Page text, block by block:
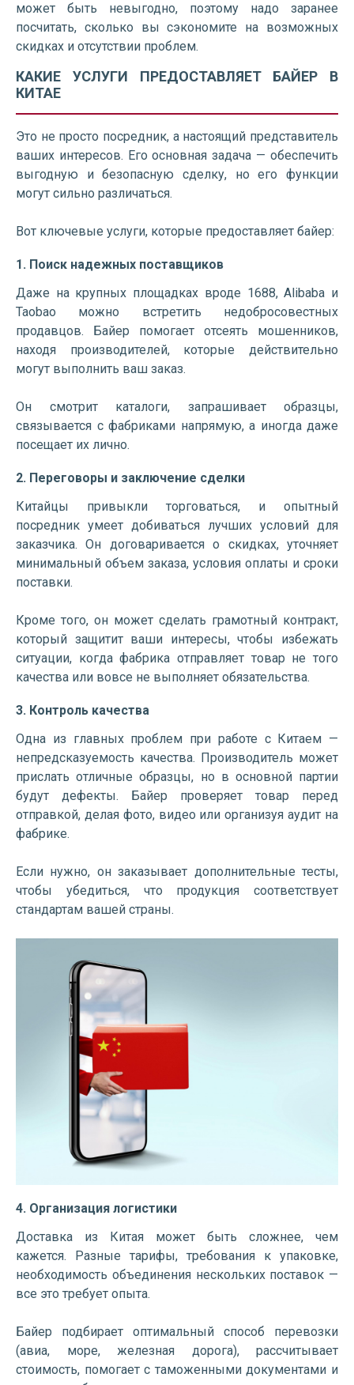
может быть невыгодно, поэтому надо заранее
посчитать, сколько вы сэкономите на возможных
скидках и отсутствии проблем.
КАКИЕ УСЛУГИ ПРЕДОСТАВЛЯЕТ БАЙЕР В
КИТАЕ
Это не просто посредник, а настоящий представитель
ваших интересов. Его основная задача — обеспечить
выгодную и безопасную сделку, но его функции
могут сильно различаться.
Вот ключевые услуги, которые предоставляет байер:
1. Поиск надежных поставщиков
Даже на крупных площадках вроде 1688, Alibaba и
Taobao можно встретить недобросовестных
продавцов. Байер помогает отсеять мошенников,
находя производителей, которые действительно
могут выполнить ваш заказ.
Он смотрит каталоги, запрашивает образцы,
связывается с фабриками напрямую, а иногда даже
посещает их лично.
2. Переговоры и заключение сделки
Китайцы привыкли торговаться, и опытный
посредник умеет добиваться лучших условий для
заказчика. Он договаривается о скидках, уточняет
минимальный объем заказа, условия оплаты и сроки
поставки.
Кроме того, он может сделать грамотный контракт,
который защитит ваши интересы, чтобы избежать
ситуации, когда фабрика отправляет товар не того
качества или вовсе не выполняет обязательства.
3. Контроль качества
Одна из главных проблем при работе с Китаем —
непредсказуемость качества. Производитель может
прислать отличные образцы, но в основной партии
будут дефекты. Байер проверяет товар перед
отправкой, делая фото, видео или организуя аудит на
фабрике.
Если нужно, он заказывает дополнительные тесты,
чтобы убедиться, что продукция соответствует
стандартам вашей страны.
4. Организация логистики
Доставка из Китая может быть сложнее, чем
кажется. Разные тарифы, требования к упаковке,
необходимость объединения нескольких поставок —
все это требует опыта.
Байер подбирает оптимальный способ перевозки
(авиа, море, железная дорога), рассчитывает
стоимость, помогает с таможенными документами и